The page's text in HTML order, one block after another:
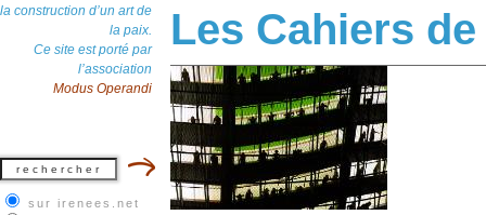
la construction d’un art de
la paix.
Ce site est porté par
l’association
Modus Operandi
sur irenees.net
Les Cahiers